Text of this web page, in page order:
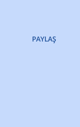
PAYLAŞ